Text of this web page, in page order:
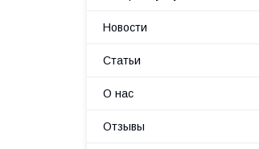
Новости
Статьи
О нас
Отзывы